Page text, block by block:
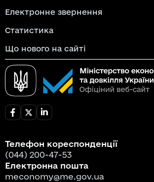
Електронне звернення
Статистика
Що нового на сайті
Телефон кореспонденції
(044) 200-47-53
Електронна пошта
meconomy@me.gov.ua